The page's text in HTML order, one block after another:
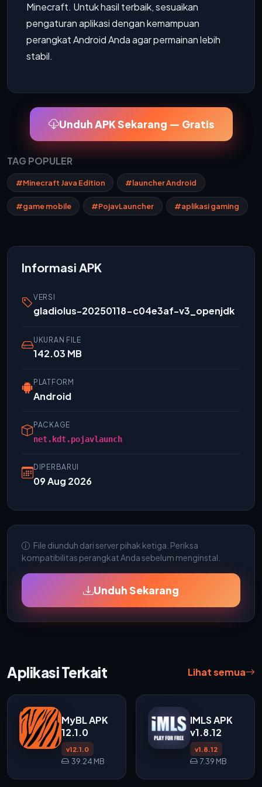
Minecraft. Untuk hasil terbaik, sesuaikan
pengaturan aplikasi dengan kemampuan
perangkat Android Anda agar permainan lebih
stabil.
Unduh APK Sekarang — Gratis
TAG POPULER
#Minecraft Java Edition #launcher Android
#game mobile #PojavLauncher #aplikasi gaming
Informasi APK
VERSI
gladiolus-20250118-c04e3af-v3_openjdk
UKURAN FILE
142.03 MB
PLATFORM
Android
PACKAGE
net.kdt.pojavlaunch
DIPERBARUI
09 Aug 2026
File diunduh dari server pihak ketiga. Periksa
kompatibilitas perangkat Anda sebelum menginstal.
Unduh Sekarang
Aplikasi Terkait Lihat semua
MyBL APK
12.1.0
v12.1.0
39.24 MB
IMLS APK
v1.8.12
v1.8.12
7.39 MB